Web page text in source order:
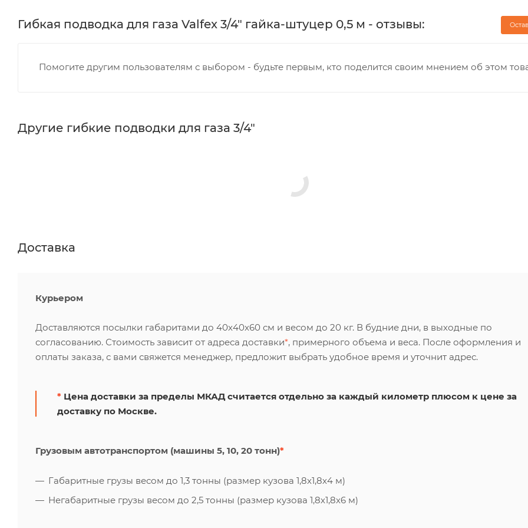
Гибкая подводка для газа Valfex 3/4" гайка-штуцер 0,5 м - отзывы:
Помогите другим пользователям с выбором - будьте первым, кто поделится своим мнением об этом
Другие гибкие подводки для газа 3/4"
Доставка
Курьером
Доставляются посылки габаритами до 40х40х60 см и весом до 20 кг. В будние дни, в выходные по
согласованию. Стоимость зависит от адреса доставки*, примерного объема и веса. После оформления и
оплаты заказа, с вами свяжется менеджер, предложит выбрать удобное время и уточнит адрес.
* Цена доставки за пределы МКАД считается отдельно за каждый километр плюсом к цене за
доставку по Москве.
Грузовым автотранспортом (машины 5, 10, 20 тонн)*
Габаритные грузы весом до 1,3 тонны (размер кузова 1,8х1,8х4 м)
Негабаритные грузы весом до 2,5 тонны (размер кузова 1,8х1,8х6 м)